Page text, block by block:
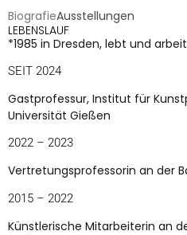
BiografieAusstellungen
LEBENSLAUF
*1985 in Dresden, lebt und
SEIT 2024
Gastprofessur, Institut für
Universität Gießen
2022 – 2023
Vertretungsprofessorin an der
2015 – 2022
Künstlerische Mitarbeiterin an